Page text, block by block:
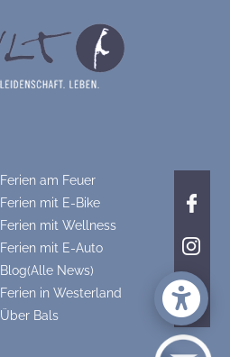
Ferien am Feuer
Ferien mit E-Bike
Ferien mit Wellness
Ferien mit E-Auto
Blog(Alle News)
Ferien in Westerland
Über Bals